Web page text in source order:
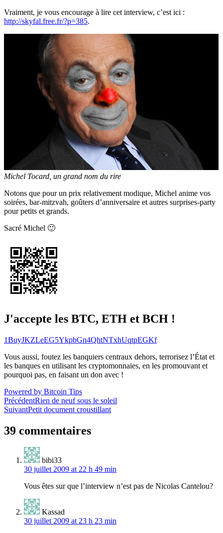
Vraiment, je vous encourage à lire cet interview, c’est ici :
http://skyfal.free.fr/?p=385.
Michel Tocard, un grand nom du rire
Notons que pour un prix relativement modique, Michel anime vos
soirées, bar-mitzvah, goûters d’anniversaire et autres surprises-party
pour petits et grands.
Sacré Michel 🙂
J'accepte les BTC, ETH et BCH !
1BuyJKZLeEG5YkpbGn4QhtNTxhUqtpEGKf
Vous aussi, foutez les banquiers centraux dehors, terrorisez l’État et
les banques en utilisant les cryptomonnaies, en les promouvant et
pourquoi pas, en faisant un don avec !
Powered by Bitcoin Tips
Navigation
de
l’article
PrécédentRien de neuf sous le soleil
SuivantPetit document croustillant
39 commentaires
bibi33
30 juillet 2009 at 22 h 49 min
Vous êtes sur que l’interview n’est pas de Nicolas Cantelou?
Kassad
30 juillet 2009 at 23 h 23 min